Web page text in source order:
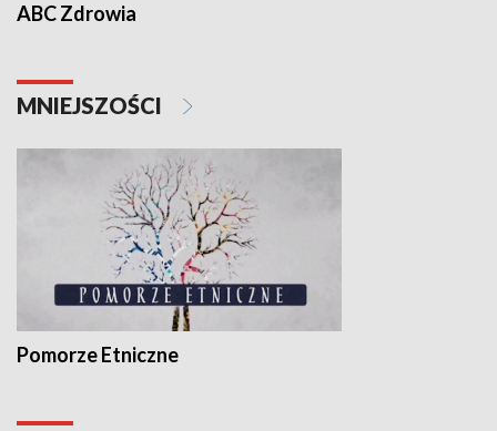
ABC Zdrowia
MNIEJSZOŚCI
Pomorze Etniczne